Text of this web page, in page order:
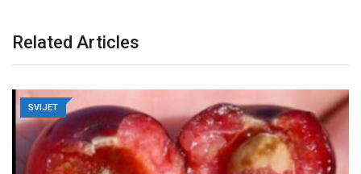
Related Articles
SVIJET